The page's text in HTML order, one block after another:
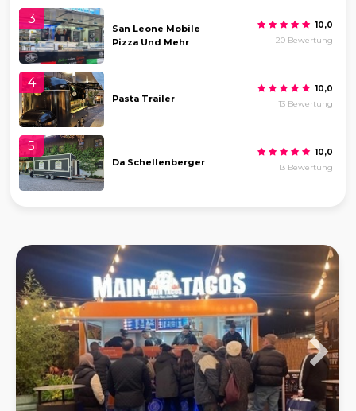
3
San Leone Mobile
Pizza Und Mehr
10,0
20 Bewertung
4
Pasta Trailer
10,0
13 Bewertung
5
Da Schellenberger
10,0
13 Bewertung